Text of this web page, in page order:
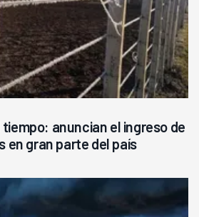
anuncian el ingreso de
en gran parte del país